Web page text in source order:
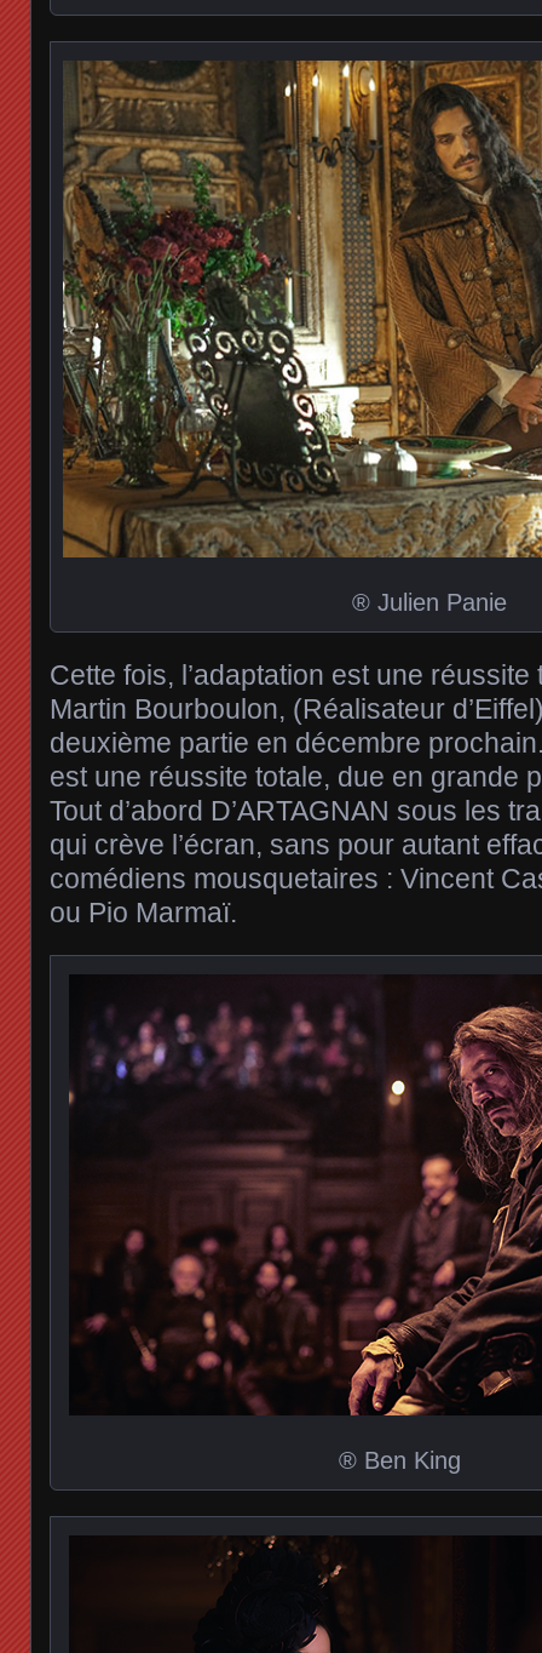
® Julien Panie
Cette fois, l’adaptation est une
Martin Bourboulon, (Réalisateur
deuxième partie en décembre
est une réussite totale, due en grande
Tout d’abord D’ARTAGNAN sous les
qui crève l’écran, sans pour autant
comédiens mousquetaires : Vincent
ou Pio Marmaï.
® Ben King